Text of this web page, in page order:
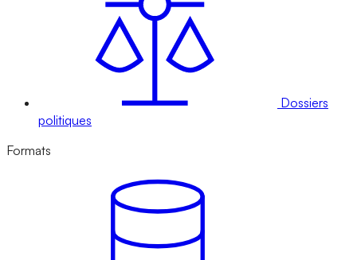
Dossiers
politiques
Formats